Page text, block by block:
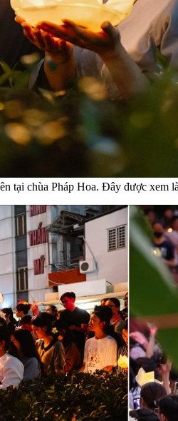
tại chùa Pháp Hoa. Đây được xem